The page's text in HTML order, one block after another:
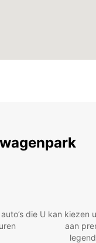
die U kan kiezen
aan